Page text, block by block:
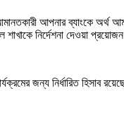
আপনার ব্যাংকে
নির্দেশনা দেওয়া
জন্য নির্ধারিত হিসাব